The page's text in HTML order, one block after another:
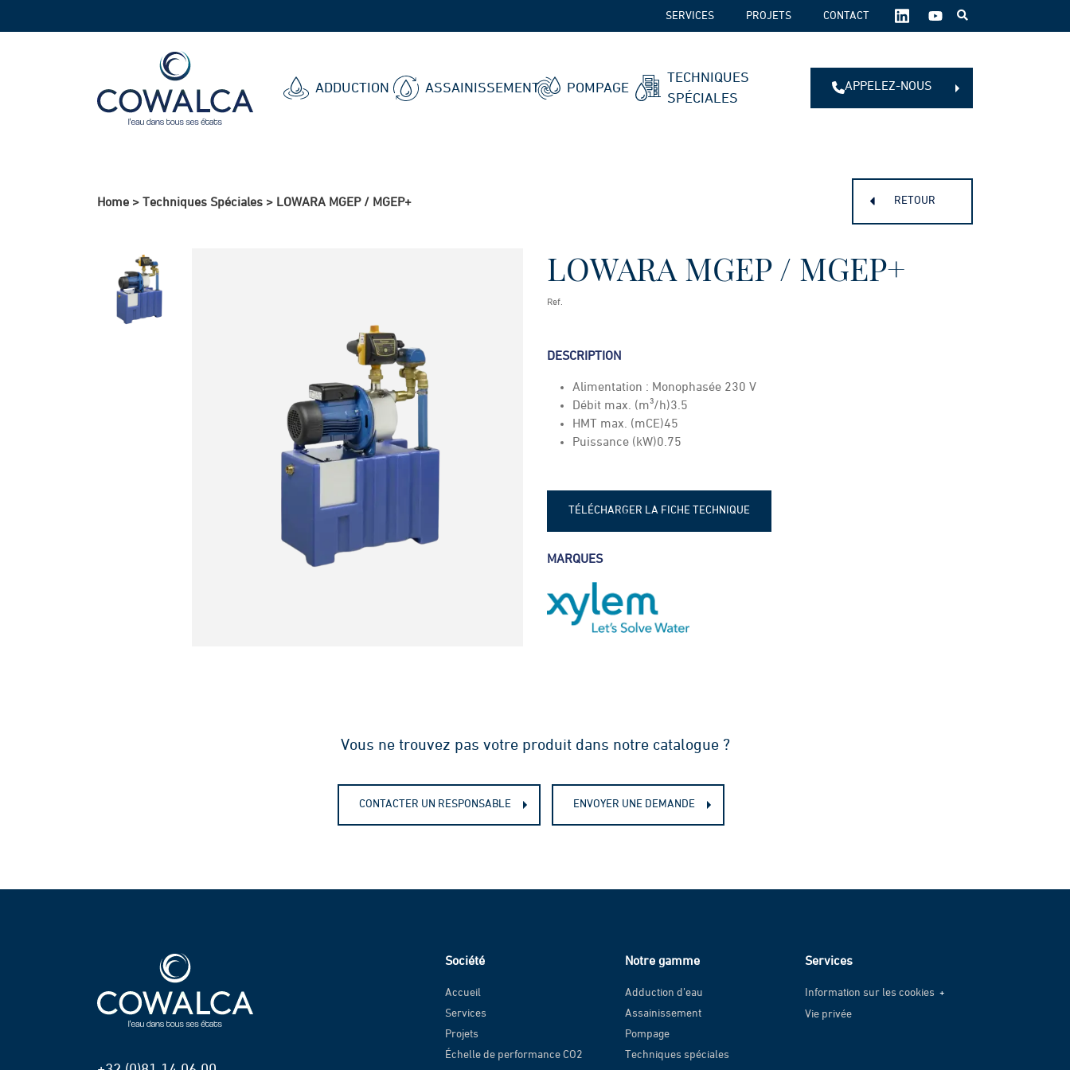
ADDUCTION ASSAINISSEMENT POMPAGE
TECHNIQUES
SPÉCIALES
SERVICES PROJETS CONTACT
SUIVEZ-
NOUS
APPELEZ-NOUS
Home > Techniques Spéciales > LOWARA MGEP / MGEP+ RETOUR
LOWARA MGEP / MGEP+
Ref.
DESCRIPTION
Alimentation : Monophasée 230 V
Débit max. (m³/h)3.5
HMT max. (mCE)45
Puissance (kW)0.75
TÉLÉCHARGER LA FICHE TECHNIQUE
MARQUES
Vous ne trouvez pas votre produit dans notre catalogue ?
CONTACTER UN RESPONSABLE ENVOYER UNE DEMANDE
Société
Accueil
Services
Projets
Échelle de performance CO2
Notre gamme
Adduction d’eau
Assainissement
Pompage
Techniques spéciales
Services
Information sur les cookies
Information sur les cookies
Vie privée